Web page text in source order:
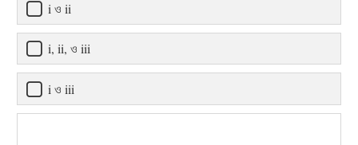
i ও ii
i, ii, ও iii
i ও iii